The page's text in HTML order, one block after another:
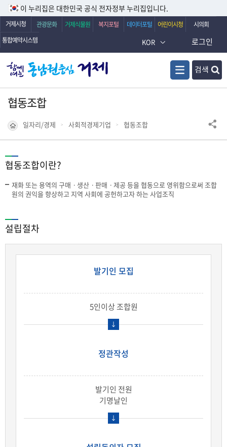
이 누리집은 대한민국 공식 전자정부 누리집입니다.
거제시청 관광문화 거제식물원 복지포털 데이터포털 어린이시청
시의회
통합예약시스템
KOR
검색
로그인
협동조합
일자리/경제 사회적경제기업 협동조합
협동조합이란?
재화 또는 용역의 구매ㆍ생산ㆍ판매ㆍ제공 등을 협동으로 영위함으로써 조합
원의 권익을 향상하고 지역 사회에 공헌하고자 하는 사업조직
설립절차
발기인 모집
5인이상 조합원
정관작성
발기인 전원
기명날인